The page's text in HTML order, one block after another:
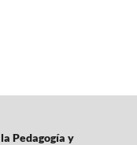
Pedagogía y